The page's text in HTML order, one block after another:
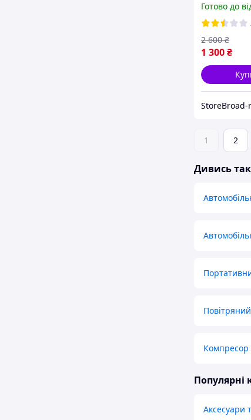
манометром
Compressor
Потужний
насос для
85л/хв
Готово до
1 300₴
2 600 ₴
1 2
Дивись
Компресор
Популярні
Аксесуари